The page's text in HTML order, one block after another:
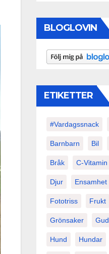
BLOGLOVIN
ETIKETTER
#vardagssnack
Barnbarn Bil
Bråk C-Vitamin
Djur Ensamhet
Fototriss Frukt
Grönsaker Gud
Hund Hundar